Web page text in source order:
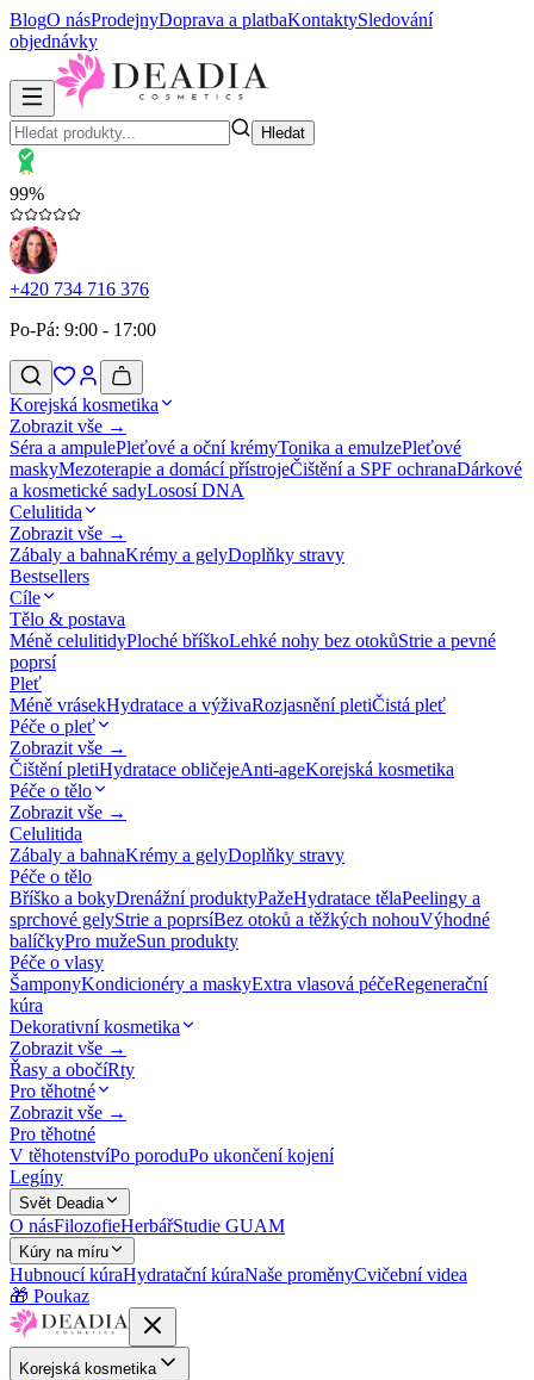
BlogO násProdejnyDoprava a platbaKontaktySledování
objednávky
Hledat
99%
+420 734 716 376
Po-Pá: 9:00 - 17:00
Korejská kosmetika
Zobrazit vše →
Séra a ampulePleťové a oční krémyTonika a emulzePleťové
maskyMezoterapie a domácí přístrojeČištění a SPF ochranaDárkové
a kosmetické sadyLososí DNA
Celulitida
Zobrazit vše →
Zábaly a bahnaKrémy a gelyDoplňky stravy
Bestsellers
Cíle
Tělo & postava
Méně celulitidyPloché bříškoLehké nohy bez otokůStrie a pevné
poprsí
Pleť
Méně vrásekHydratace a výživaRozjasnění pletiČistá pleť
Péče o pleť
Zobrazit vše →
Čištění pletiHydratace obličejeAnti-ageKorejská kosmetika
Péče o tělo
Zobrazit vše →
Celulitida
Zábaly a bahnaKrémy a gelyDoplňky stravy
Péče o tělo
Bříško a bokyDrenážní produktyPažeHydratace tělaPeelingy a
sprchové gelyStrie a poprsíBez otoků a těžkých nohouVýhodné
balíčkyPro mužeSun produkty
Péče o vlasy
ŠamponyKondicionéry a maskyExtra vlasová péčeRegenerační
kúra
Dekorativní kosmetika
Zobrazit vše →
Řasy a obočíRty
Pro těhotné
Zobrazit vše →
Pro těhotné
V těhotenstvíPo poroduPo ukončení kojení
Legíny
Svět Deadia
O násFilozofieHerbářStudie GUAM
Kúry na míru
Hubnoucí kúraHydratační kúraNaše proměnyCvičební videa
🎁 Poukaz
Korejská kosmetika